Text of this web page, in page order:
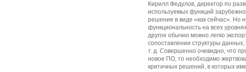
Кирилл Федулов, директор по
используемых функций
решение в виде «как сейчас». Но
функциональность на всех
другое обычно можно легко
сопоставлении структуры
т. д. Совершенно очевидно, что
новое ПО, то необходимо
критичных решений, в которых